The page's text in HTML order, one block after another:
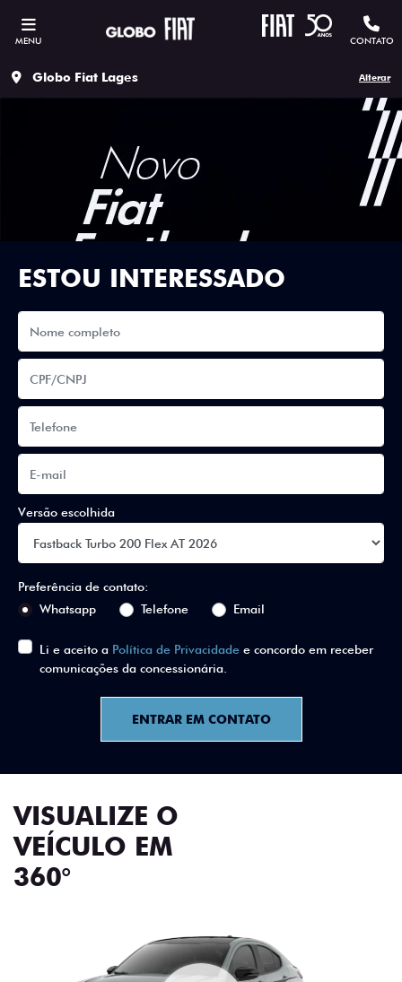
MENU CONTATO
Globo Fiat Lages Alterar
ESTOU INTERESSADO
Versão escolhida
Preferência de contato:
Whatsapp
Telefone Email
Li e aceito a Política de Privacidade e concordo em receber
comunicações da concessionária.
ENTRAR EM CONTATO
VISUALIZE O
VEÍCULO EM
360°